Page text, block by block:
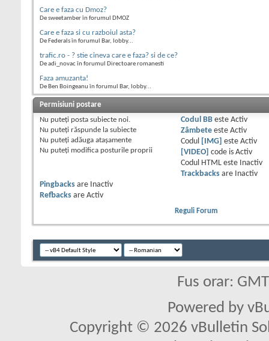
Care e faza cu Dmoz?
De sweetamber în forumul DMOZ
Care e faza si cu razboiul asta?
De Federals în forumul Bar, lobby...
trafic.ro - ? stie cineva care e faza? si de ce?
De adi_novac în forumul Directoare romanesti
Faza amuzanta!
De Ben Boingeanu în forumul Bar, lobby...
Permisiuni postare
Nu puteţi posta subiecte noi.
Nu puteţi răspunde la subiecte
Nu puteţi adăuga ataşamente
Nu puteţi modifica posturile proprii
Codul BBeste Activ
Zâmbeteeste Activ
Codul
[IMG] este Activ
[VIDEO]
code is Activ
Codul HTML este
Inactiv
Trackbacksare
Inactiv
Pingbacks are
Inactiv
Refbacks are Activ
Reguli Forum
Fus orar:
Powered by
Copyright © 2026 vBulletin